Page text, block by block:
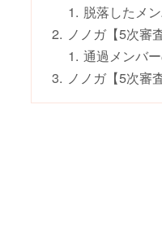
脱落したメ
ノノガ【5次審
通過メンバ
ノノガ【5次審